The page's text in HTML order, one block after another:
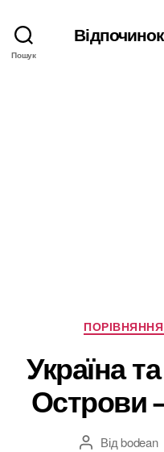
Пошук
ПОРІВНЯННЯ
Україна
Острови
Автор
Відbodean